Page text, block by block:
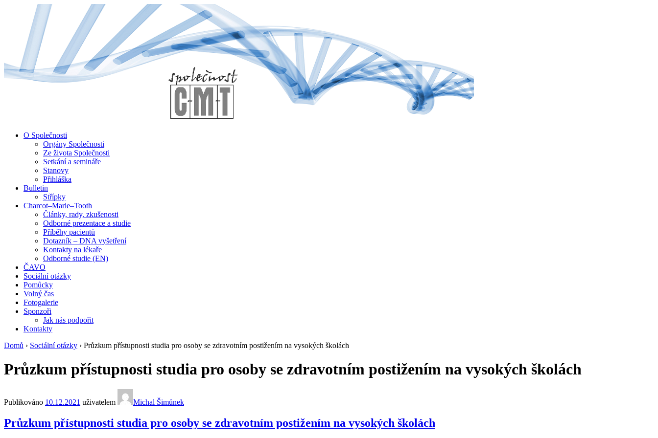
Content
O Společnosti
Orgány Společnosti
Ze života Společnosti
Setkání a semináře
Stanovy
Přihláška
Bulletin
Střípky
Charcot–Marie–Tooth
Články, rady, zkušenosti
Odborné prezentace a studie
Příběhy pacientů
Dotazník – DNA vyšetření
Kontakty na lékaře
Odborné studie (EN)
ČAVO
Sociální otázky
Pomůcky
Volný čas
Fotogalerie
Sponzoři
Jak nás podpořit
Kontakty
Domů › Sociální otázky › Průzkum přístupnosti studia pro osoby se zdravotním postižením na vysokých školách
Průzkum přístupnosti studia pro osoby se zdravotním postižením na vysokých školách
Publikováno 10.12.2021 uživatelem Michal Šimůnek
Průzkum přístupnosti studia pro osoby se zdravotním postižením na vysokých školách